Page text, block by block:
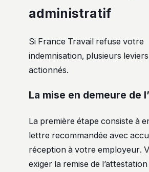
administratif
Si France Travail refuse votre
indemnisation, plusieurs
actionnés.
La mise en demeure de
La première étape consiste à
lettre recommandée avec
réception à votre employeur.
exiger la remise de